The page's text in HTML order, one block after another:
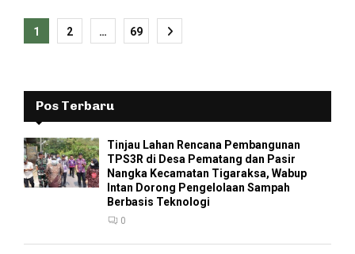
Paginasi
1 2 … 69
Pos Terbaru
Tinjau Lahan Rencana Pembangunan
TPS3R di Desa Pematang dan Pasir
Nangka Kecamatan Tigaraksa, Wabup
Intan Dorong Pengelolaan Sampah
Berbasis Teknologi
0